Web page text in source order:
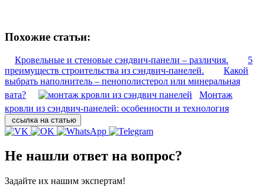
Похожие статьи:
Кровельные и стеновые сэндвич-панели – различия.
5
преимуществ строительства из сэндвич-панелей.
Какой
выбрать наполнитель – пенополистерол или минеральная
вата?
Монтаж
кровли из сэндвич-панелей: особенности и технология
ссылка на статью
Не нашли ответ на вопрос?
Задайте их нашим экспертам!